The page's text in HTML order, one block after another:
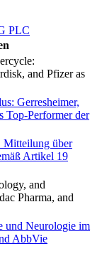
PLC
and Pfizer as
Gerresheimer,
Top-Performer der
über
Artikel 19
and
Pharma, and
und Neurologie im
AbbVie